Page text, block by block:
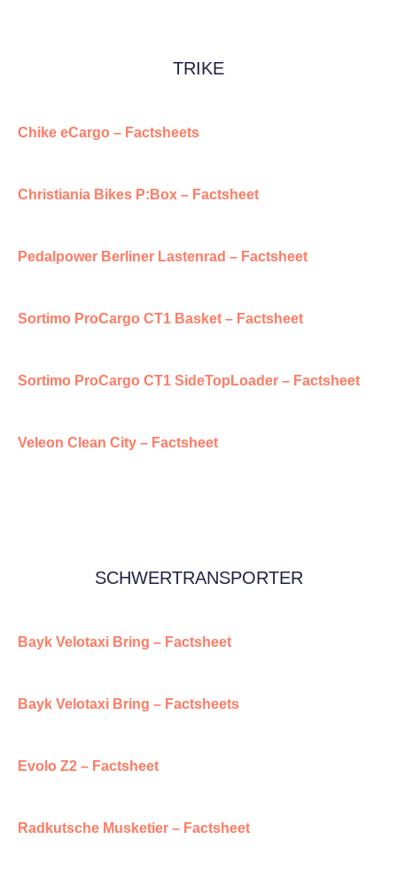
TRIKE
Chike eCargo – Factsheets
Christiania Bikes P:Box – Factsheet
Pedalpower Berliner Lastenrad – Factsheet
Sortimo ProCargo CT1 Basket – Factsheet
Sortimo ProCargo CT1 SideTopLoader – Factsheet
Veleon Clean City – Factsheet
SCHWERTRANSPORTER
Bayk Velotaxi Bring – Factsheet
Bayk Velotaxi Bring – Factsheets
Evolo Z2 – Factsheet
Radkutsche Musketier – Factsheet